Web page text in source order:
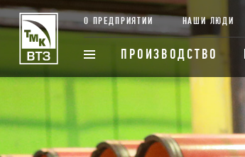
О ПРЕДПРИЯТИИ НАШИ ЛЮДИ
ПРОИЗВОДСТВО